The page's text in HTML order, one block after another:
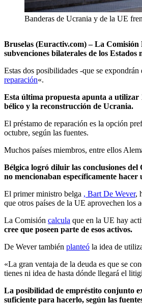
Banderas de Ucrania y de la UE
Bruselas (Euractiv.com) – La
subvenciones bilaterales de los
Estas dos posibilidades -que se
reparación«.
Esta última propuesta apunta a utilizar
bélico y la reconstrucción de Ucrania.
El préstamo de reparación es la opción
octubre, según las fuentes.
Muchos países miembros, entre ellos
Bélgica logró diluir las conclusiones del
no mencionaban específicamente hacer
El primer ministro belga , Bart De Wever,
que otros países de la UE aprovechen los
La Comisión calcula que en la UE hay
cree que poseen parte de esos activos.
De Wever también planteó la idea de
«La gran ventaja de la deuda es que se
tienes ni idea de hasta dónde llegará el
La posibilidad de empréstito conjunto
suficiente para hacerlo, según las